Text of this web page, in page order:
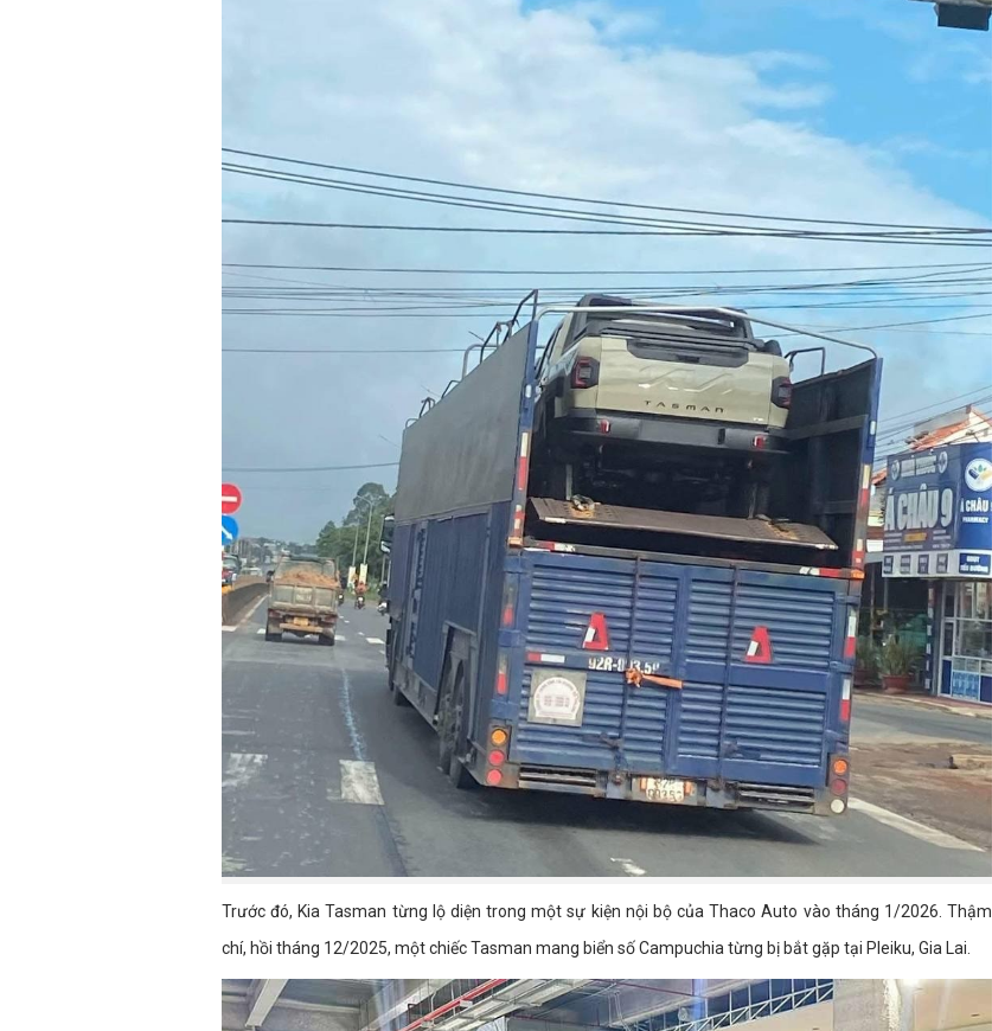
Trước đó, Kia Tasman từng lộ diện trong một sự kiện nội bộ của Thaco Auto vào tháng 1/2026. Thậm
chí, hồi tháng 12/2025, một chiếc Tasman mang biển số Campuchia từng bị bắt gặp tại Pleiku, Gia Lai.